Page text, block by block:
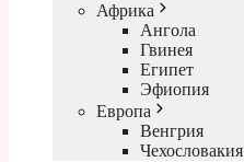
Африка
Ангола
Гвинея
Египет
Эфиопия
Европа
Венгрия
Чехословакия